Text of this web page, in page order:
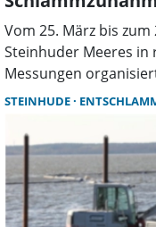
Vom 25. März bis
Steinhuder Meeres in
Messungen
Nun wurden die
STEINHUDE